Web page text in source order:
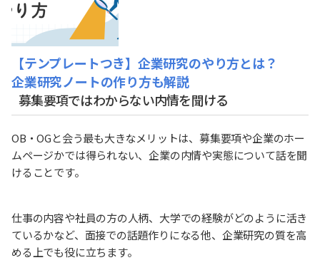
【テンプレートつき】企業研究のやり方とは？
企業研究ノートの作り方も解説
募集要項ではわからない内情を聞ける
OB・OGと会う最も大きなメリットは、募集要項や企業のホー
ムページかでは得られない、企業の内情や実態について話を聞
けることです。
仕事の内容や社員の方の人柄、大学での経験がどのように活き
ているかなど、面接での話題作りになる他、企業研究の質を高
める上でも役に立ちます。